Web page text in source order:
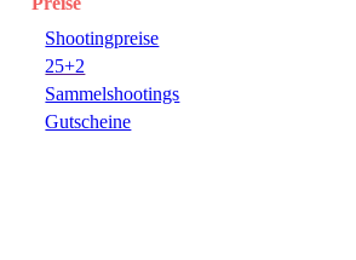
Shootingpreise
25+2
Sammelshootings
Gutscheine